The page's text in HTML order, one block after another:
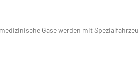
Gase werden mit